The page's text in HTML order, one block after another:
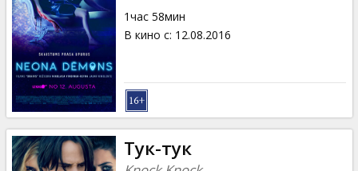
1час 58мин
В кино с: 12.08.2016
Тук-тук